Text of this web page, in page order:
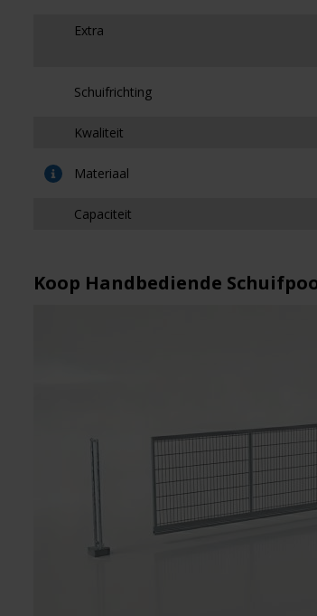
Extra
Schuifrichting
Kwaliteit
Materiaal
Capaciteit
Koop Handbediende